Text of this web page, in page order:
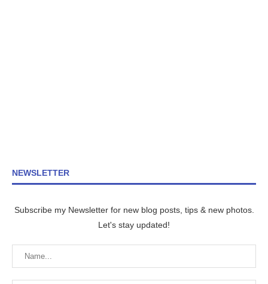
NEWSLETTER
Subscribe my Newsletter for new blog posts, tips & new photos.
Let's stay updated!